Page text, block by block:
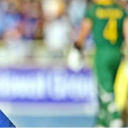
द
र्श
कों
पू
रे
पै
से
हु
V
S
S
O
U
T
H
A